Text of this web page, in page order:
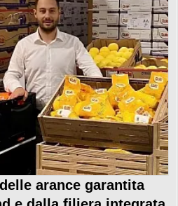
arance garantita